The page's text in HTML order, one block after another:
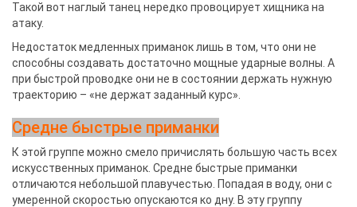
Такой вот наглый танец нередко провоцирует хищника на
атаку.
Недостаток медленных приманок лишь в том, что они не
способны создавать достаточно мощные ударные волны. А
при быстрой проводке они не в состоянии держать нужную
траекторию – «не держат заданный курс».
Средне быстрые приманки
К этой группе можно смело причислять большую часть всех
искусственных приманок. Средне быстрые приманки
отличаются небольшой плавучестью. Попадая в воду, они с
умеренной скоростью опускаются ко дну. В эту группу